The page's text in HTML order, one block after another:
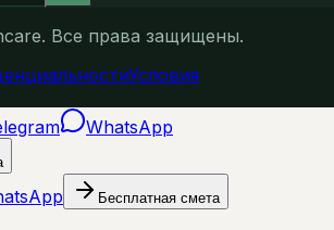
Все права защищены.
Условия
WhatsApp
Бесплатная смета